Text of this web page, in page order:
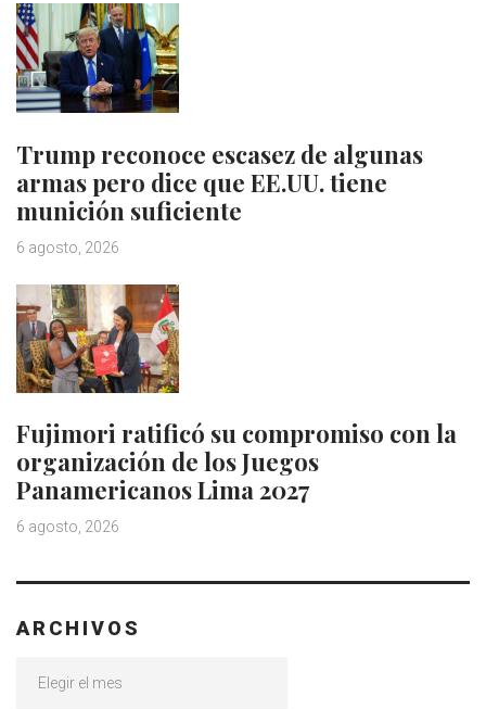
Trump reconoce escasez de algunas
armas pero dice que EE.UU. tiene
munición suficiente
6 agosto, 2026
Fujimori ratificó su compromiso con la
organización de los Juegos
Panamericanos Lima 2027
6 agosto, 2026
ARCHIVOS